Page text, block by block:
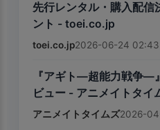
先行レンタル・購入配信
ント - toei.co.jp
toei.co.jp2026-06-24 02:43
『アギト—超能力戦争—
ビュー - アニメイトタイ
アニメイトタイムズ2026-